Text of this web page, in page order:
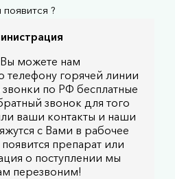
?
можете нам
телефону горячей линии
звонки по РФ бесплатные
звонок для того
ваши контакты и наши
с Вами в рабочее
препарат или
о поступлении мы
перезвоним!